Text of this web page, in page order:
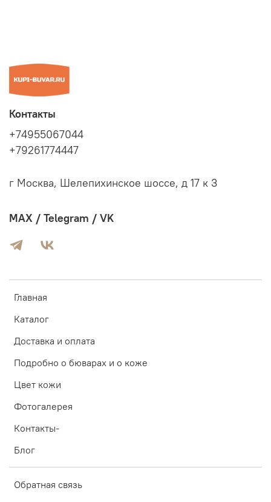
Главная
Каталог
Доставка и оплата
Подробно о бюварах и о коже
Цвет кожи
Фотогалерея
Контакты-
Блог
Обратная связь
Контакты
+74955067044
+79261774447
г Москва, Шелепихинское шоссе, д 17 к 3
MAX / Telegram / VK